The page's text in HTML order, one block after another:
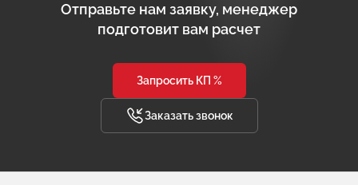
Отправьте нам заявку, менеджер
подготовит вам расчет
Запросить КП %
Заказать звонок